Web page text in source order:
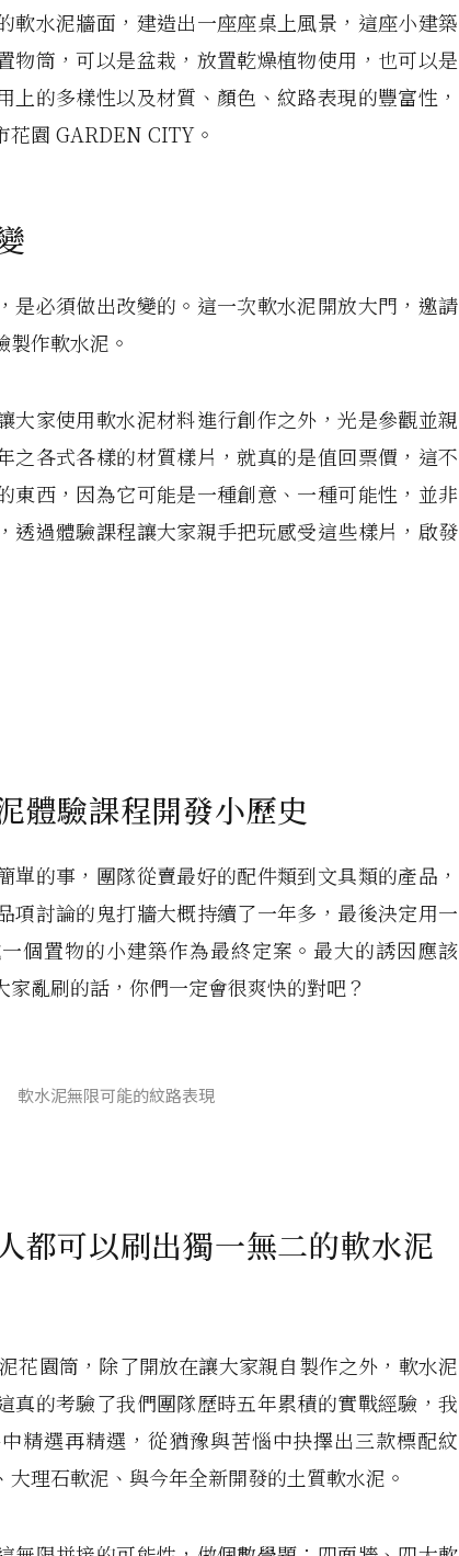
軟水泥牆面，建造出一座座桌上風景，這座小建築
物筒，可以是盆栽，放置乾燥植物使用，也可以是
上的多樣性以及材質、顏色、紋路表現的豐富性，
花園 GARDEN CITY。
是必須做出改變的。這一次軟水泥開放大門，邀請
作軟水泥。
大家使用軟水泥材料進行創作之外，光是參觀並親
之各式各樣的材質樣片，就真的是值回票價，這不
東西，因為它可能是一種創意、一種可能性，並非
透過體驗課程讓大家親手把玩感受這些樣片，啟發
體驗課程開發小歷史
單的事，團隊從賣最好的配件類到文具類的產品，
項討論的鬼打牆大概持續了一年多，最後決定用一
個置物的小建築作為最終定案。最大的誘因應該
亂刷的話，你們一定會很爽快的對吧？
軟水泥無限可能的紋路表現
都可以刷出獨一無二的軟水泥
花園筒，除了開放在讓大家親自製作之外，軟水泥
真的考驗了我們團隊歷時五年累積的實戰經驗，我
精選再精選，從猶豫與苦惱中抉擇出三款標配紋
理石軟泥、與今年全新開發的土質軟水泥。